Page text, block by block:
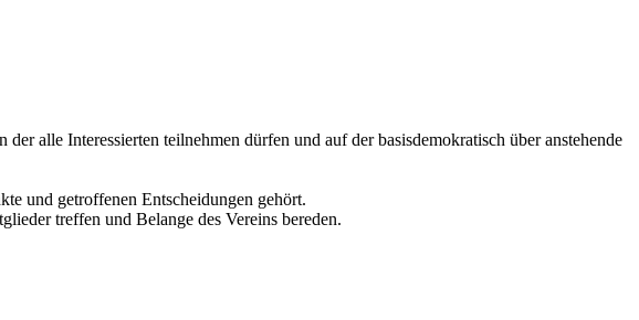
alle Interessierten teilnehmen dürfen und auf der basisdemokratisch über anstehende
und getroffenen Entscheidungen gehört.
treffen und Belange des Vereins bereden.